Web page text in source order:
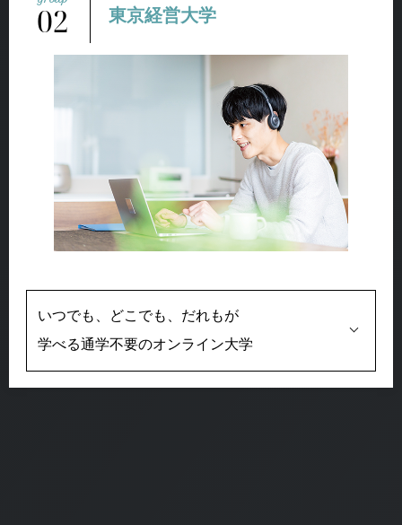
02 東京経営大学
いつでも、どこでも、だれもが
学べる通学不要のオンライン大学